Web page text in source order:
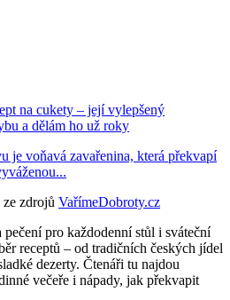
na cukety – její vylepšený
a dělám ho už roky
je voňavá zavařenina, která překvapí
zdrojů VařímeDobroty.cz
pečení pro každodenní stůl i sváteční
receptů – od tradičních českých jídel
dezerty. Čtenáři tu najdou
večeře i nápady, jak překvapit